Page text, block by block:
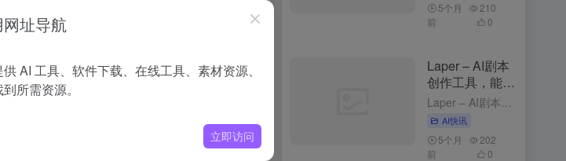
伐木工（光头强，动画人物（无侵权））正靠着
势），画面切到树丛后，一头体型较大的棕熊
在暗中观察，熊二低声说：熊大，光头强咋一直
强，动画人物（无侵权））正靠着树桩，完全忘
机响了，电话里传来李老板（动画人物（无侵
5个月
前
210
0
Laper – AI剧本
创作工具，能实
时预测台词与动
作
Laper – AI剧本创作工具，能实时预测台词与动作 3个月前更新 Laper是什么 Laper 是 AI 剧本创作工具，能为编剧提供精细化的创作平台。Laper支持多种剧本类型，如电影长片、短片和...
AI快讯
5个月
前
202
0
址导航
AI 工具、软件下载、在线工具、素材资源、
所需资源。
立即访问